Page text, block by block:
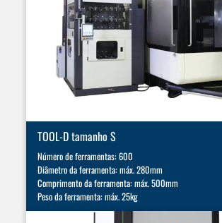
TOOL-D tamanho S
Número de ferramentas: 600
Diâmetro da ferramenta: máx. 280mm
Comprimento da ferramenta: máx. 500mm
Peso da ferramenta: máx. 25kg